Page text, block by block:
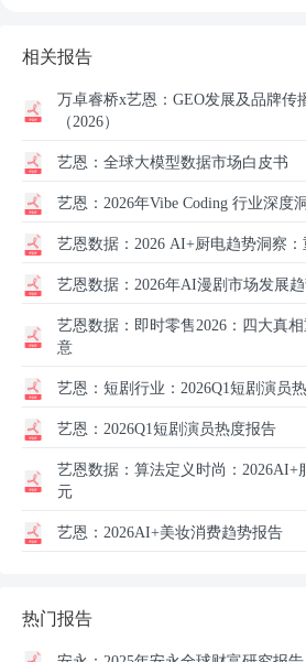
相关报告
万卓睿桥x艺恩： GEO发展及品牌传
（2026）
艺恩： 全球大模型数据市场白皮书
艺恩： 2026年Vibe Coding 行业深度
艺恩数据： 2026 AI+厨电趋势洞察
艺恩数据： 2026年AI漫剧市场发展
艺恩数据： 即时零售2026：四大真
意
艺恩： 短剧行业：2026Q1短剧演员
艺恩： 2026Q1短剧演员热度报告
艺恩数据： 算法定义时尚：2026AI+
元
艺恩： 2026AI+美妆消费趋势报告
热门报告